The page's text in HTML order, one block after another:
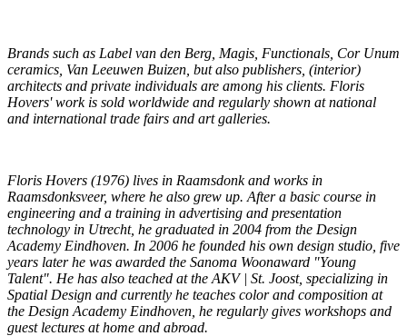
Brands such as Label van den Berg, Magis, Functionals, Cor Unum
ceramics, Van Leeuwen Buizen, but also publishers, (interior)
architects and private individuals are among his clients. Floris
Hovers' work is sold worldwide and regularly shown at national
and international trade fairs and art galleries.
Floris Hovers (1976) lives in Raamsdonk and works in
Raamsdonksveer, where he also grew up. After a basic course in
engineering and a training in advertising and presentation
technology in Utrecht, he graduated in 2004 from the Design
Academy Eindhoven. In 2006 he founded his own design studio, five
years later he was awarded the Sanoma Woonaward "Young
Talent". He has also teached at the AKV | St. Joost, specializing in
Spatial Design and currently he teaches color and composition at
the Design Academy Eindhoven, he regularly gives workshops and
guest lectures at home and abroad.